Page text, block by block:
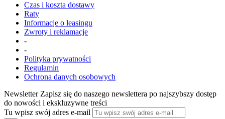
Czas i koszta dostawy
Raty
Informacje o leasingu
Zwroty i reklamacje
-
-
Polityka prywatności
Regulamin
Ochrona danych osobowych
Newsletter Zapisz się do naszego newslettera po najszybszy dostęp
do nowości i ekskluzywne treści
Tu wpisz swój adres e-mail